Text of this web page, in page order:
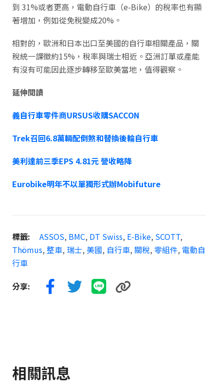
到 31%或者更高，電動自行車（e-Bike）的稅率也有顯
著增加，例如從免稅變成20%。
相對的，歐洲和日本出口至美國的自行車相關產品，關
稅統一課徵約15%，稅率與瑞士相近。亞洲訂單或產能
有沒有可能因此逐步轉移至歐美當地，值得觀察。
延伸閱讀
義自行車零件商URSUS收購SACCON
Trek召回6.8萬輛配倒煞和替換後輪自行車
美利達前三季EPS 4.81元 營收略降
Eurobike明年不以單獨形式辦Mobifuture
標籤: ASSOS, BMC, DT Swiss, E-Bike, SCOTT,
Thömus, 整車, 瑞士, 美國, 自行車, 關稅, 零組件, 電動自
行車
分享:
相關訊息